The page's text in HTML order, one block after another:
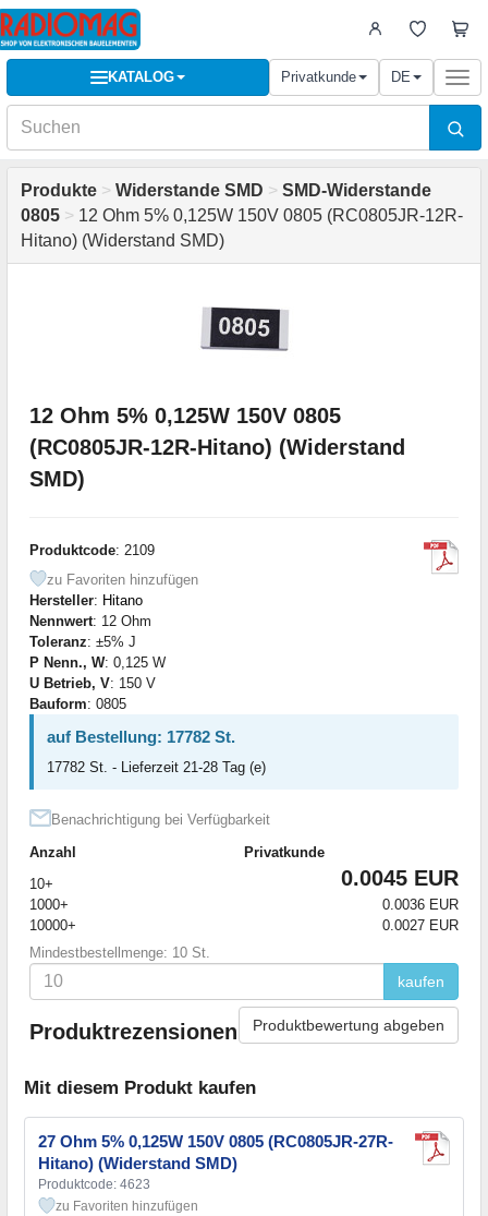
KATALOG Privatkunde DE
Produkte > Widerstande SMD > SMD-Widerstande
0805 > 12 Ohm 5% 0,125W 150V 0805 (RC0805JR-12R-
Hitano) (Widerstand SMD)
12 Ohm 5% 0,125W 150V 0805
(RC0805JR-12R-Hitano) (Widerstand
SMD)
Produktcode: 2109
zu Favoriten hinzufügen
Hersteller: Hitano
Nennwert: 12 Ohm
Toleranz: ±5% J
P Nenn., W: 0,125 W
U Betrieb, V: 150 V
Bauform: 0805
auf Bestellung: 17782 St.
17782 St. - Lieferzeit 21-28 Tag (e)
Benachrichtigung bei Verfügbarkeit
Anzahl
Privatkunde
10+
0.0045 EUR
1000+
0.0036 EUR
10000+
0.0027 EUR
Mindestbestellmenge: 10 St.
kaufen
Produktrezensionen Produktbewertung abgeben
Mit diesem Produkt kaufen
27 Ohm 5% 0,125W 150V 0805 (RC0805JR-27R-
Hitano) (Widerstand SMD)
Produktcode: 4623
zu Favoriten hinzufügen